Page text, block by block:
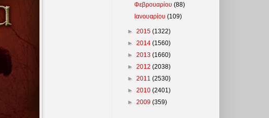
Φεβρουαρίου(88)
Ιανουαρίου(109)
► 2015 (1322)
► 2014 (1560)
► 2013 (1660)
► 2012 (2038)
► 2011 (2530)
► 2010 (2401)
► 2009 (359)